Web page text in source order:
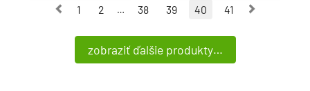
Predchádzajúca strana
1 2 … 38 39 40 41
zobraziť ďalšie produkty…